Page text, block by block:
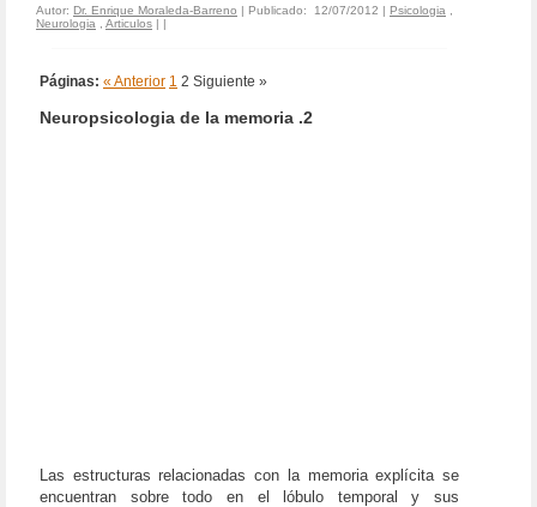
Autor: Dr. Enrique Moraleda-Barreno | Publicado: 12/07/2012 | Psicologia
Neurologia
Articulos | |
Páginas: « Anterior 1 2 Siguiente »
Neuropsicologia de la memoria .2
Las estructuras relacionadas con la memoria explícita se
encuentran sobre todo en el lóbulo temporal y sus